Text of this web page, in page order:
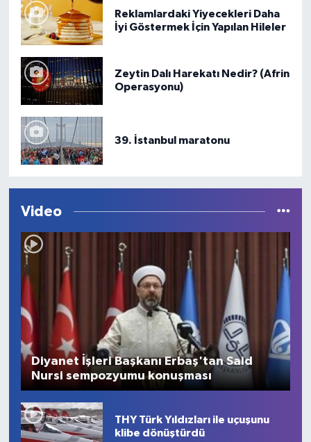
Reklamlardaki Yiyecekleri Daha
İyi Göstermek İçin Yapılan Hileler
Zeytin Dalı Harekatı Nedir? (Afrin
Operasyonu)
39. İstanbul maratonu
Video
Diyanet İşleri Başkanı Erbaş'tan Said
Nursi sempozyumu konuşması
THY Türk Yıldızları ile uçuşunu
klibe dönüştürdü